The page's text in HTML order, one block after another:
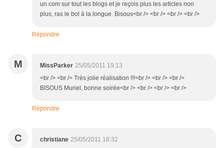
un com sur tout les blogs et je reçois plus les articles non
plus, ras le bol à la longue. Bisous<br /> <br /> <br /> <br />
Répondre
M MissParker 25/05/2011 19:13
<br /> <br /> Très jolie réalisation !!!<br /> <br /> <br />
BISOUS Muriel, bonne soirée<br /> <br /> <br /> <br />
Répondre
C christiane 25/05/2011 18:32